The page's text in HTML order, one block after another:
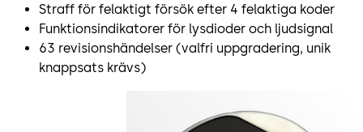
Straff för felaktigt försök efter 4 felaktiga koder
Funktionsindikatorer för lysdioder och ljudsignal
63 revisionshändelser (valfri uppgradering, unik
knappsats krävs)